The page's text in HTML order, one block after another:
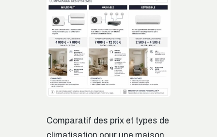
Comparatif des prix et types de
climatisation pour une maison